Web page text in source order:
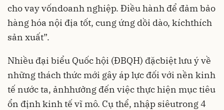
cho vay vốndoanh nghiệp. Điều hành để đảm bảo
hàng hóa nội địa tốt, cung ứng dồi dào, kíchthích
sản xuất”.
Nhiều đại biểu Quốc hội (ĐBQH) đặcbiệt lưu ý về
những thách thức mới gây áp lực đối với nền kinh
tế nước ta, ảnhhưởng đến việc thực hiện mục tiêu
ổn định kinh tế vĩ mô. Cụ thể, nhập siêutrong 4